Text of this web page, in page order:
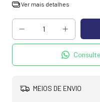
Ver mais detalhes
MEIOS DE ENVIO